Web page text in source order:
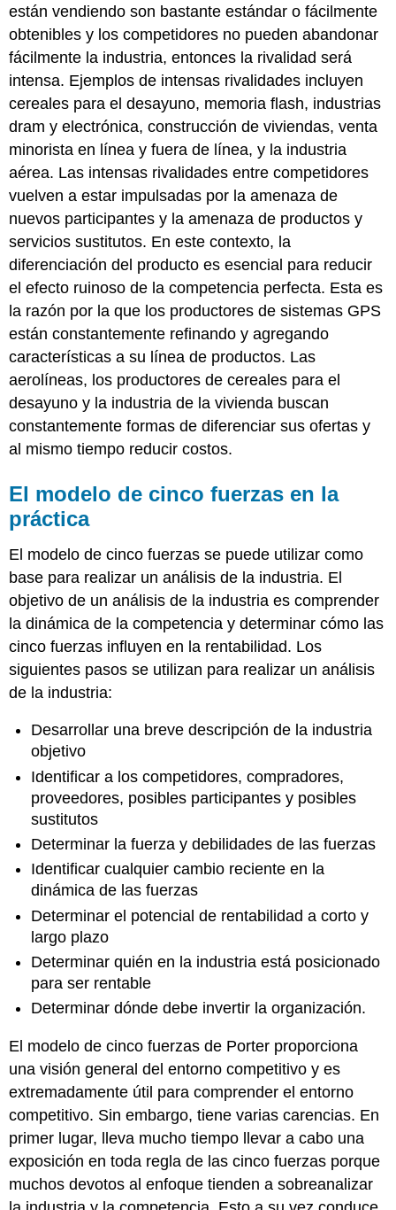
están vendiendo son bastante estándar o fácilmente
obtenibles y los competidores no pueden abandonar
fácilmente la industria, entonces la rivalidad será
intensa. Ejemplos de intensas rivalidades incluyen
cereales para el desayuno, memoria flash, industrias
dram y electrónica, construcción de viviendas, venta
minorista en línea y fuera de línea, y la industria
aérea. Las intensas rivalidades entre competidores
vuelven a estar impulsadas por la amenaza de
nuevos participantes y la amenaza de productos y
servicios sustitutos. En este contexto, la
diferenciación del producto es esencial para reducir
el efecto ruinoso de la competencia perfecta. Esta es
la razón por la que los productores de sistemas GPS
están constantemente refinando y agregando
características a su línea de productos. Las
aerolíneas, los productores de cereales para el
desayuno y la industria de la vivienda buscan
constantemente formas de diferenciar sus ofertas y
al mismo tiempo reducir costos.
El modelo de cinco fuerzas en la
práctica
El modelo de cinco fuerzas se puede utilizar como
base para realizar un análisis de la industria. El
objetivo de un análisis de la industria es comprender
la dinámica de la competencia y determinar cómo las
cinco fuerzas influyen en la rentabilidad. Los
siguientes pasos se utilizan para realizar un análisis
de la industria:
Desarrollar una breve descripción de la industria
objetivo
Identificar a los competidores, compradores,
proveedores, posibles participantes y posibles
sustitutos
Determinar la fuerza y debilidades de las fuerzas
Identificar cualquier cambio reciente en la
dinámica de las fuerzas
Determinar el potencial de rentabilidad a corto y
largo plazo
Determinar quién en la industria está posicionado
para ser rentable
Determinar dónde debe invertir la organización.
El modelo de cinco fuerzas de Porter proporciona
una visión general del entorno competitivo y es
extremadamente útil para comprender el entorno
competitivo. Sin embargo, tiene varias carencias. En
primer lugar, lleva mucho tiempo llevar a cabo una
exposición en toda regla de las cinco fuerzas porque
muchos devotos al enfoque tienden a sobreanalizar